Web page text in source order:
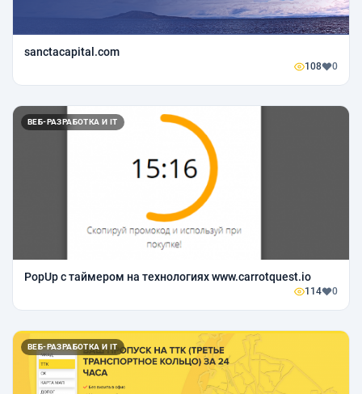
sanctacapital.com
108 0
ВЕБ-РАЗРАБОТКА И IT
PopUp с таймером на технологиях www.carrotquest.io
114 0
ВЕБ-РАЗРАБОТКА И IT